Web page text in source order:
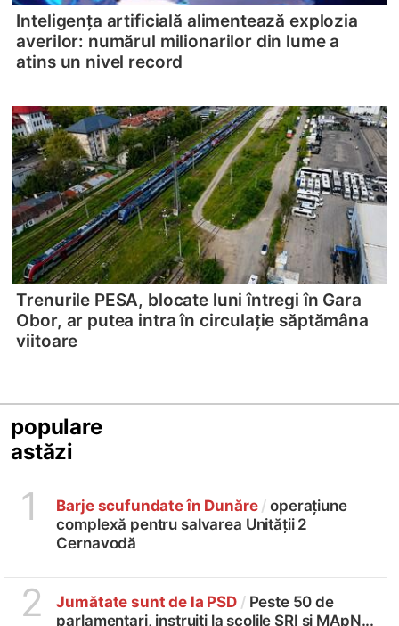
Inteligența artificială alimentează explozia
averilor: numărul milionarilor din lume a
atins un nivel record
Trenurile PESA, blocate luni întregi în Gara
Obor, ar putea intra în circulație săptămâna
viitoare
populare
astăzi
1 Barje scufundate în Dunăre / operațiune
complexă pentru salvarea Unității 2
Cernavodă
2 Jumătate sunt de la PSD / Peste 50 de
parlamentari, instruiți la școlile SRI și MApN...